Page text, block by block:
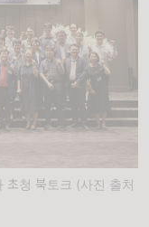
초청 북토크 (사진 출처